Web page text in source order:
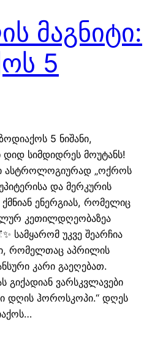
მაგნიტი:
5
5 ნიშანი,
სიმდიდრეს მოუტანს!
ასტროლოგიურად „ოქროს
და მერკურის
ენერგიას, რომელიც
კეთილდღეობაზეა
სამყარომ უკვე შეარჩია
რომელთაც აპრილის
კარი გაეღებათ.
გიქადიან ვარსკვლავები
დღის ჰოროსკოპი.“ დღეს